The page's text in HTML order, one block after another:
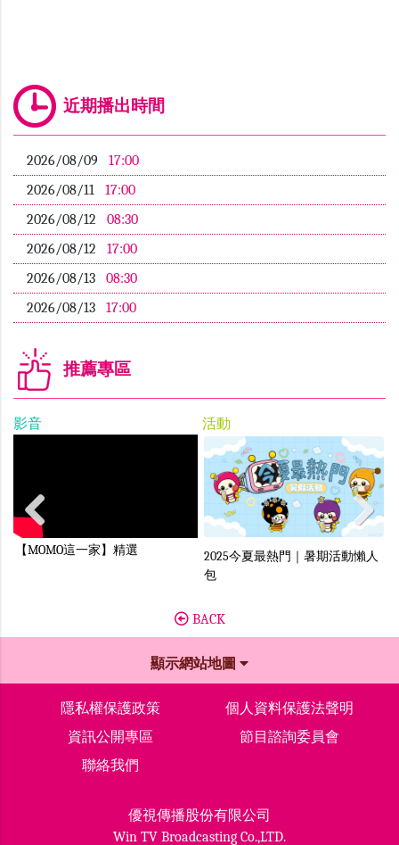
近期播出時間
2026/08/09
17:00
2026/08/11
17:00
2026/08/12
08:30
2026/08/12
17:00
2026/08/13
08:30
2026/08/13
17:00
推薦專區
影音
【MOMO這一家】精選
活動
2025今夏最熱門｜暑期活動懶人
包
Previous Next
BACK
顯示網站地圖
隱私權保護政策
個人資料保護法聲明
資訊公開專區
節目諮詢委員會
聯絡我們
優視傳播股份有限公司
Win TV Broadcasting Co.,LTD.